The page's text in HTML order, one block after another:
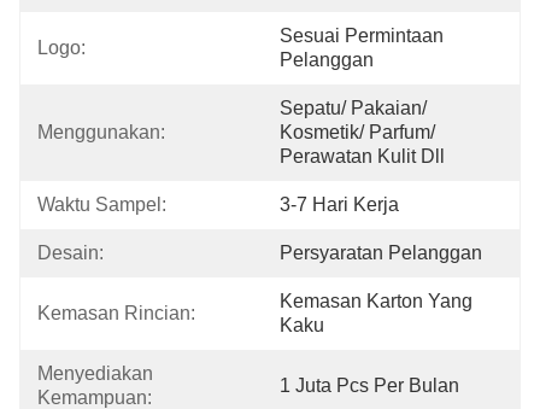
Logo:
Sesuai Permintaan
Pelanggan
Menggunakan:
Sepatu/ Pakaian/
Kosmetik/ Parfum/
Perawatan Kulit Dll
Waktu Sampel: 3-7 Hari Kerja
Desain: Persyaratan Pelanggan
Kemasan Rincian:
Kemasan Karton Yang
Kaku
Menyediakan
Kemampuan:
1 Juta Pcs Per Bulan